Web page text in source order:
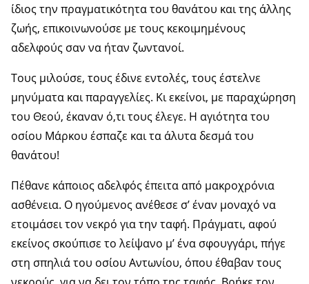
ίδιος την πραγματικότητα του θανάτου και της άλλης
ζωής, επικοινωνούσε με τους κεκοιμημένους
αδελφούς σαν να ήταν ζωντανοί.
Τους μιλούσε, τους έδινε εντολές, τους έστελνε
μηνύματα και παραγγελίες. Κι εκείνοι, με παραχώρηση
του Θεού, έκαναν ό,τι τους έλεγε. Η αγιότητα του
οσίου Μάρκου έσπαζε και τα άλυτα δεσμά του
θανάτου!
Πέθανε κάποιος αδελφός έπειτα από μακροχρόνια
ασθένεια. Ο ηγούμενος ανέθεσε σ’ έναν μοναχό να
ετοιμάσει τον νεκρό για την ταφή. Πράγματι, αφού
εκείνος σκούπισε το λείψανο μ’ ένα σφουγγάρι, πήγε
στη σπηλιά του οσίου Αντωνίου, όπου έθαβαν τους